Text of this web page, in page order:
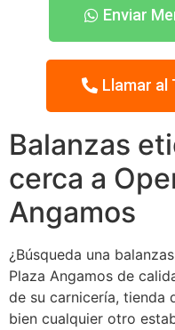
Enviar
Llamar al
Balanzas
cerca a
Angamos
¿Búsqueda una
Plaza Angamos de
de su carnicería, tienda
bien cualquier otro